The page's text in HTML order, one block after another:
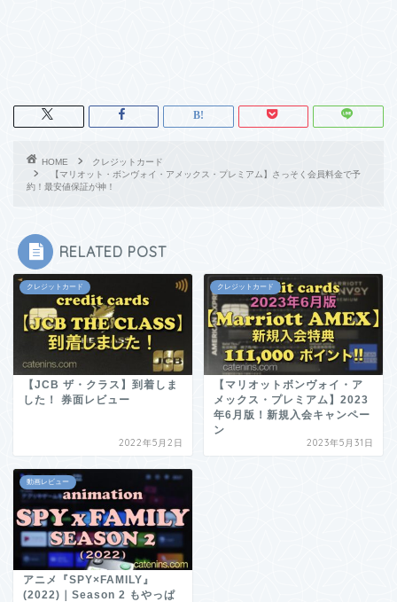
HOME
クレジットカード
【マリオット・ボンヴォイ・アメックス・プレミアム】さっそく会員料金で予
約！最安値保証が神！
RELATED POST
クレジットカード
【JCB ザ・クラス】到着しま
した！ 券面レビュー
2022年5月2日
クレジットカード
【マリオットボンヴォイ・ア
メックス・プレミアム】2023
年6月版！新規入会キャンペー
ン
2023年5月31日
動画レビュー
アニメ『SPY×FAMILY』
(2022)｜Season 2 もやっぱ